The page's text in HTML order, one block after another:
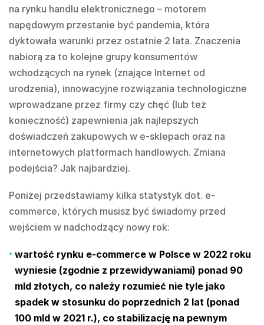
na rynku handlu elektronicznego – motorem
napędowym przestanie być pandemia, która
dyktowała warunki przez ostatnie 2 lata. Znaczenia
nabiorą za to kolejne grupy konsumentów
wchodzących na rynek (znające Internet od
urodzenia), innowacyjne rozwiązania technologiczne
wprowadzane przez firmy czy chęć (lub też
konieczność) zapewnienia jak najlepszych
doświadczeń zakupowych w e-sklepach oraz na
internetowych platformach handlowych. Zmiana
podejścia? Jak najbardziej.
Poniżej przedstawiamy kilka statystyk dot. e-
commerce, których musisz być świadomy przed
wejściem w nadchodzący nowy rok:
wartość rynku e-commerce w Polsce w 2022 roku
wyniesie (zgodnie z przewidywaniami) ponad 90
mld złotych, co należy rozumieć nie tyle jako
spadek w stosunku do poprzednich 2 lat (ponad
100 mld w 2021 r.), co stabilizację na pewnym